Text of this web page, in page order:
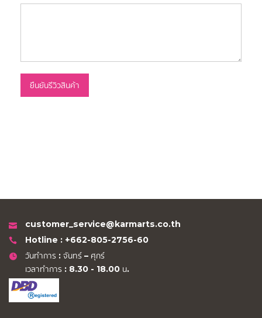
ยืนยันรีวิวสินค้า
customer_service@karmarts.co.th
Hotline : +662-805-2756-60
วันทำการ : จันทร์ – ศุกร์
เวลาทำการ : 8.30 - 18.00 น.